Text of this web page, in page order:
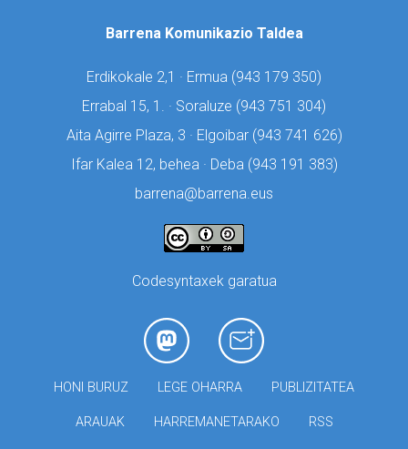
Barrena Komunikazio Taldea
Erdikokale 2,1 · Ermua (943 179 350)
Errabal 15, 1. · Soraluze (943 751 304)
Aita Agirre Plaza, 3 · Elgoibar (943 741 626)
Ifar Kalea 12, behea · Deba (943 191 383)
barrena@barrena.eus
Codesyntaxek garatua
HONI BURUZ LEGE OHARRA PUBLIZITATEA
ARAUAK HARREMANETARAKO RSS